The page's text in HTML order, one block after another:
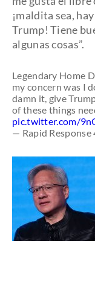
¡maldita sea,
Trump! Tiene
algunas cosas”.
Legendary Home
my concern was I
damn it, give
of these things
pic.twitter.com/
— Rapid Response